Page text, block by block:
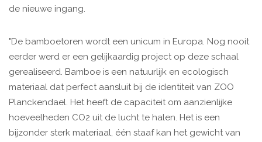
de nieuwe ingang.
"De bamboetoren wordt een unicum in Europa. Nog nooit
eerder werd er een gelijkaardig project op deze schaal
gerealiseerd. Bamboe is een natuurlijk en ecologisch
materiaal dat perfect aansluit bij de identiteit van ZOO
Planckendael. Het heeft de capaciteit om aanzienlijke
hoeveelheden CO2 uit de lucht te halen. Het is een
bijzonder sterk materiaal, één staaf kan het gewicht van